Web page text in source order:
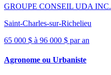
GROUPE CONSEIL UDA INC.
Saint-Charles-sur-Richelieu
65 000 $ à 96 000 $ par an
Agronome ou Urbaniste